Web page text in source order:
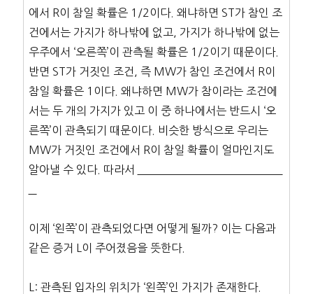
에서 R이 참일 확률은 1/2이다. 왜냐하면 ST가 참인 조
건에서는 가지가 하나밖에 없고, 가지가 하나밖에 없는
우주에서 ‘오른쪽’이 관측될 확률은 1/2이기 때문이다.
반면 ST가 거짓인 조건, 즉 MW가 참인 조건에서 R이
참일 확률은 1이다. 왜냐하면 MW가 참이라는 조건에
서는 두 개의 가지가 있고 이 중 하나에서는 반드시 ‘오
른쪽’이 관측되기 때문이다. 비슷한 방식으로 우리는
MW가 거짓인 조건에서 R이 참일 확률이 얼마인지도
알아낼 수 있다. 따라서
이제 ‘왼쪽’이 관측되었다면 어떻게 될까? 이는 다음과
같은 증거 L이 주어졌음을 뜻한다.
L: 관측된 입자의 위치가 ‘왼쪽’인 가지가 존재한다.